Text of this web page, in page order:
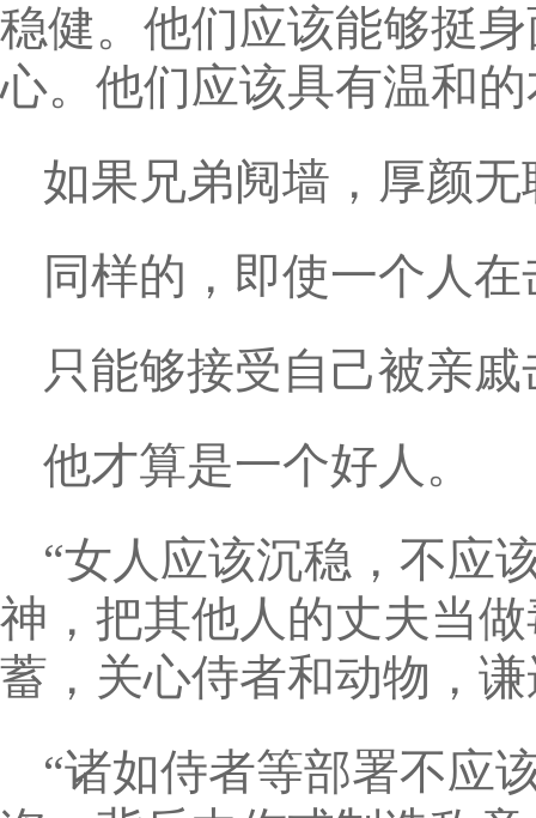
稳健。他们应该能够挺
心。他们应该具有温和
如果兄弟阋墙，厚颜
同样的，即使一个人
只能够接受自己被亲戚
他才算是一个好人。
“女人应该沉稳，不应
神，把其他人的丈夫当
蓄，关心侍者和动物，
“诸如侍者等部署不应